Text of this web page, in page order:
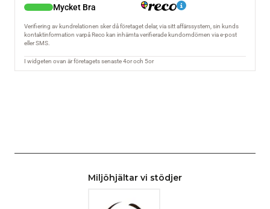
Miljöhjältar vi stödjer